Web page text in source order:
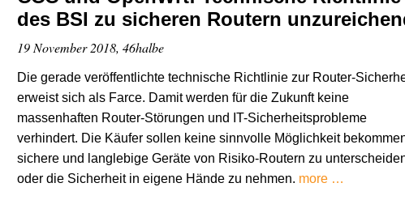
des BSI zu sicheren Routern
19 November 2018, 46halbe
Die gerade veröffentlichte technische Richtlinie zur Router-
erweist sich als Farce. Damit werden für die Zukunft keine
massenhaften Router-Störungen und IT-Sicherheitsprobleme
verhindert. Die Käufer sollen keine sinnvolle Möglichkeit
sichere und langlebige Geräte von Risiko-Routern zu
oder die Sicherheit in eigene Hände zu nehmen. more …